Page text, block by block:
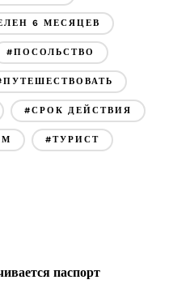
6 МЕСЯЦЕВ
#ПОСОЛЬСТВО
#СРОК ДЕЙСТВИЯ
#ТУРИСТ
паспорт